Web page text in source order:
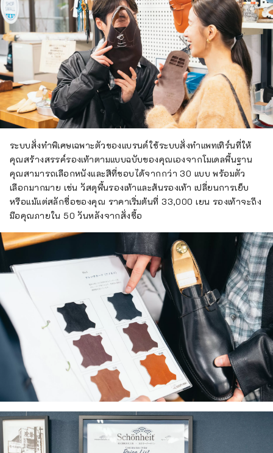
ระบบสั่งทำพิเศษเฉพาะตัวของแบรนด์ใช้ระบบสั่งทำแพทเทิร์นที่ให้
คุณสร้างสรรค์รองเท้าตามแบบฉบับของคุณเองจากโมเดลพื้นฐาน
คุณสามารถเลือกหนังและสีที่ชอบได้จากกว่า 30 แบบ พร้อมตัว
เลือกมากมาย เช่น วัสดุพื้นรองเท้าและส้นรองเท้า เปลี่ยนการเย็บ
หรือแม้แต่สลักชื่อของคุณ ราคาเริ่มต้นที่ 33,000 เยน รองเท้าจะถึง
มือคุณภายใน 50 วันหลังจากสั่งซื้อ